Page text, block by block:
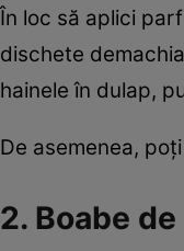
În loc să aplici
dischete
hainele în dulap,
De asemenea,
2. Boabe